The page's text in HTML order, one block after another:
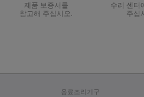
가열 시스템은 전기 필라멘트 가
당사 제품은 전자기장에 대한 사
제품에는 접지 시스템이 장착되어
용기의 바닥에서 내용물 새어 나옴:
• 제품에 제거 가능한 칼날이 없는
• 제품에 제거가능한 칼날이 있는
제품 보증서를
참고해 주십시오.
수리 센터
주십
음료조리기구